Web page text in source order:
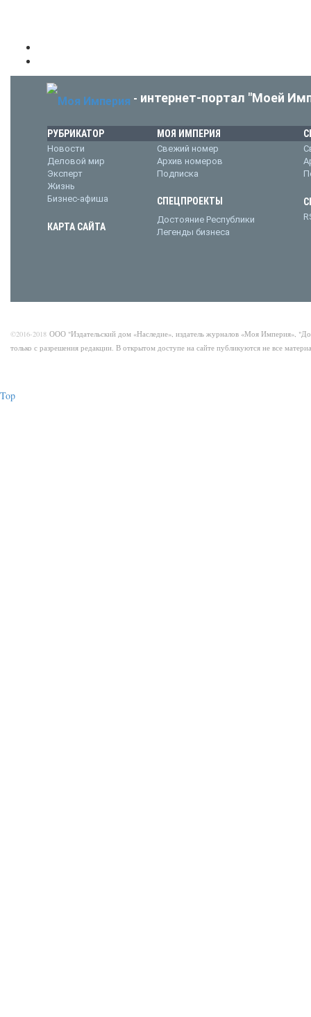
- интернет-портал "Моей
РУБРИКАТОР
Новости
Деловой мир
Эксперт
Жизнь
Бизнес-афиша
КАРТА САЙТА
МОЯ ИМПЕРИЯ
Свежий номер
Архив номеров
Подписка
СПЕЦПРОЕКТЫ
Достояние Республики
Легенды бизнеса
©2016-2018 ООО "Издательский дом «Наследие», издатель журналов «Моя Империя»,
только с разрешения редакции. В открытом доступе на сайте публикуются не все
Top